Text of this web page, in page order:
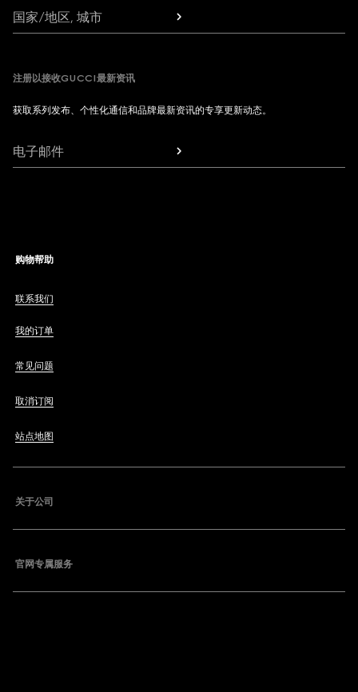
国家/地区, 城市
注册以接收GUCCI最新资讯
获取系列发布、个性化通信和品牌最新资讯的专享更新动态。
电子邮件
购物帮助
联系我们
我的订单
常见问题
取消订阅
站点地图
关于公司
官网专属服务